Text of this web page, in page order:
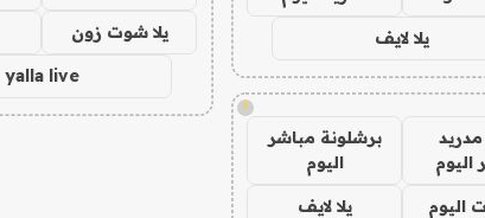
يلا لايف
!
اليوم
برشلونة مباشر
اليوم
اليوم
يلا لايف
يلا شوت زون
yalla live